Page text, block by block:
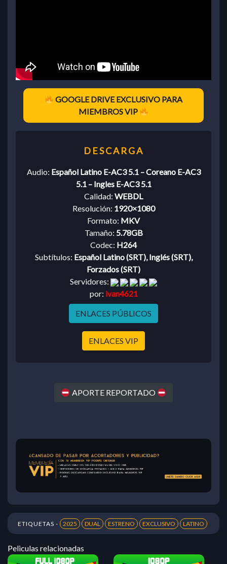
GOOGLE DRIVE EXCLUSIVO PARA
MIEMBROS VIP
Audio: Español Latino E-AC3 5.1 – Coreano E-AC3
5.1 – Ingles E-AC3 5.1
Calidad: WEBDL
Resolución: 1920×1080
Formato: MKV
Tamaño: 5.78GB
Codec: H264
Subtítulos: Español Latino (SRT), Inglés (SRT),
Forzados (SRT)
Servidores:
por: ivan4621
ENLACES PÚBLICOS
ENLACES VIP
APORTE REPORTADO
ETIQUETAS - 2025 DUAL ESTRENO EXCLUSIVO LATINO
Peliculas relacionadas